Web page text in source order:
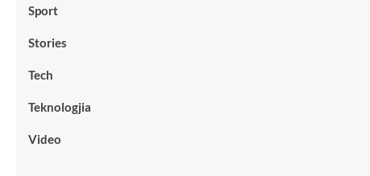
Sport
Stories
Tech
Teknologjia
Video